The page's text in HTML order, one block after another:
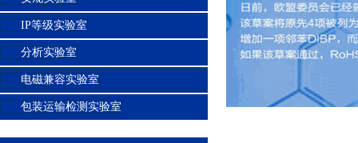
IP等级实验室
分析实验室
电磁兼容实验室
包装运输检测实验室